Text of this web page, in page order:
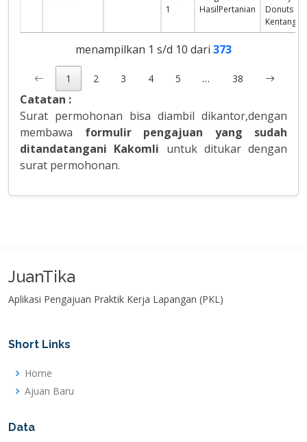
1
HasilPertanian
Donuts
Kentang
menampilkan 1 s/d 10 dari 373
1 2 3 4 5 … 38
Catatan :
Surat permohonan bisa diambil dikantor,dengan
membawa formulir pengajuan yang sudah
ditandatangani Kakomli untuk ditukar dengan
surat permohonan.
JuanTika
Aplikasi Pengajuan Praktik Kerja Lapangan (PKL)
Short Links
Home
Ajuan Baru
Data